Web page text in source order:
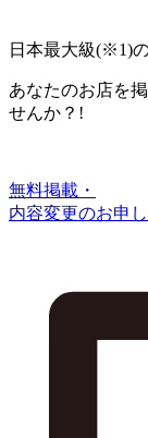
日本最大級(※1)
あなたのお店を
せんか？!
無料掲載・
内容変更のお申